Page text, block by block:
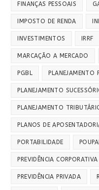
FINANÇAS PESSOAIS
IMPOSTO DE RENDA
INVESTIMENTOS IRRF
MARCAÇÃO A MERCADO
PGBL PLANEJAMENTO
PLANEJAMENTO
PLANEJAMENTO
PLANOS DE
PORTABILIDADE
PREVIDÊNCIA CORPORATIVA
PREVIDÊNCIA PRIVADA